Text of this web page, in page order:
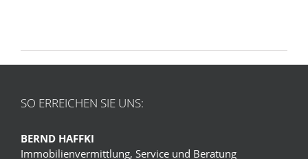
SO ERREICHEN SIE UNS:
BERND HAFFKI
Immobilienvermittlung, Service und Beratung